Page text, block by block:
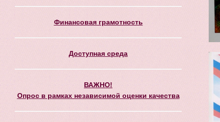
Финансовая грамотность
Доступная среда
ВАЖНО!
Опрос в рамках независимой оценки качества